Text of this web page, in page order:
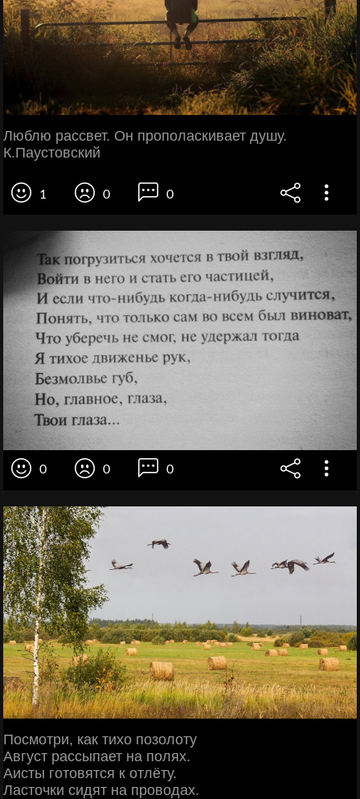
Люблю рассвет. Он прополаскивает душу.
К.Паустовский
1 0 0
0 0 0
Посмотри, как тихо позолоту
Август рассыпает на полях.
Аисты готовятся к отлёту.
Ласточки сидят на проводах.